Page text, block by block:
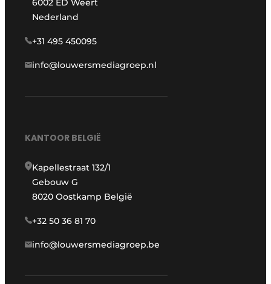
6002 ED Weert
Nederland
+31 495 450095
info@louwersmediagroep.nl
KANTOOR BELGIË
Kapellestraat 132/1
Gebouw G
8020 Oostkamp België
+32 50 36 81 70
info@louwersmediagroep.be